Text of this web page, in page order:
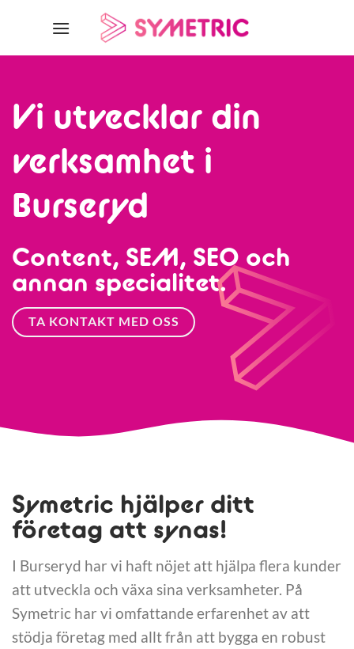
Vi utvecklar din
verksamhet i
Burseryd
Content, SEM, SEO och
annan specialitet.
TA KONTAKT MED OSS
Symetric hjälper ditt
företag att synas!
I Burseryd har vi haft nöjet att hjälpa flera kunder
att utveckla och växa sina verksamheter. På
Symetric har vi omfattande erfarenhet av att
stödja företag med allt från att bygga en robust